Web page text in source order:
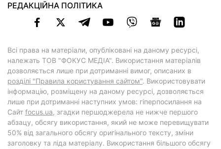
РЕДАКЦІЙНА ПОЛІТИКА
Всі права на матеріали, опубліковані на даному ресурсі,
належать ТОВ "ФОКУС МЕДІА". Використання матеріалів
дозволяється лише при дотриманні вимог, описаних в
розділі "Правила користування сайтом". Використовувати
інформацію, розміщену на даному ресурсі, дозволяється
лише при дотриманні наступних умов: гіперпосилання на
Cайт focus.ua, згадки першоджерела не нижче першого
абзацу, обсягу використання, який не може перевищувати
50% від загального обсягу оригінального тексту, зміни
заголовку та ліда матеріалу. Використання більшого обсягу